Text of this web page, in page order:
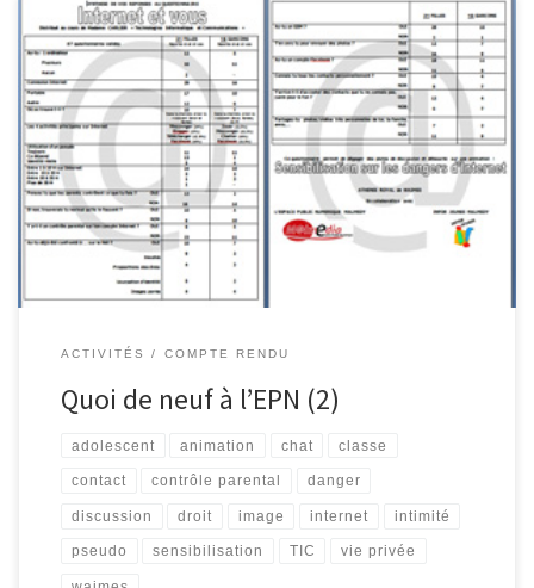
Animation : Internet et vous Cette animation a été réalisée en
collaboration avec Maggy Jérôme (InforJeunes Malmedy), M.
Solheid et Madame Carlier, professeurs à l’Athénée Royal de
Waimes. Celle-ci a eu lieu le lundi 23 novembre dans les locaux de
l’Athénée Royal de Waimes et visait à sensibiliser les jeunes […]
ACTIVITÉS COMPTE RENDU
Quoi de neuf à l’EPN (2)
adolescent animation chat classe
contact contrôle parental danger
discussion droit image internet intimité
pseudo sensibilisation TIC vie privée